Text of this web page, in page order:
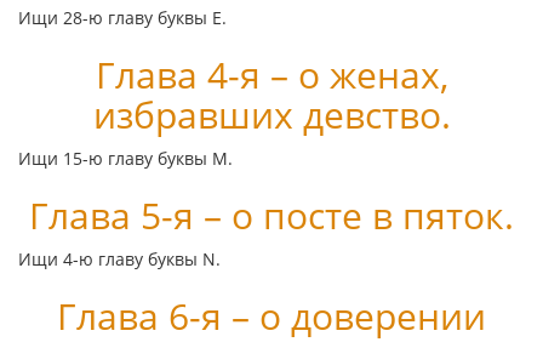
Ищи 28-ю главу буквы Ε.
Глава 4-я – о женах,
избравших девство.
Ищи 15-ю главу буквы Μ.
Глава 5-я – о посте в пяток.
Ищи 4-ю главу буквы Ν.
Глава 6-я – о доверении